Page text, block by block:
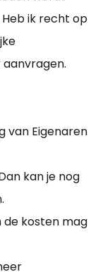
ik recht op
van Eigenaren
kan je nog
de kosten mag